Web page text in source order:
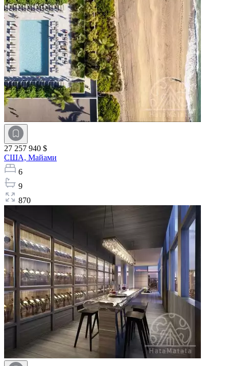
27 257 940 $
США, Майами
6
9
870